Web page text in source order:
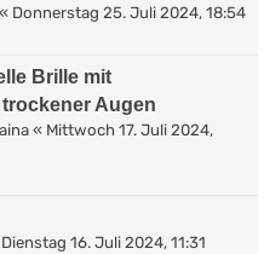
« Donnerstag 25. Juli 2024, 18:54
Brille mit
Augen
« Mittwoch 17. Juli 2024,
Dienstag 16. Juli 2024, 11:31